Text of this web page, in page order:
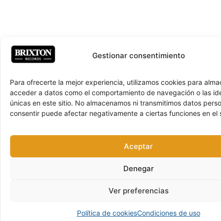
Gestionar consentimiento
Para ofrecerte la mejor experiencia, utilizamos cookies para
acceder a datos como el comportamiento de navegación o las
únicas en este sitio. No almacenamos ni transmitimos datos
consentir puede afectar negativamente a ciertas funciones en el
Aceptar
Denegar
Ver preferencias
Política de cookiesCondiciones de uso